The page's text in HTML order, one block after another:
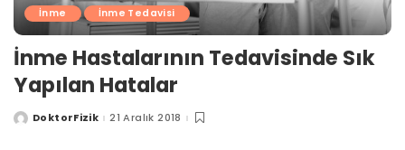
İnme İnme Tedavisi
İnme Hastalarının Tedavisinde Sık
Yapılan Hatalar
PostedDoktorFizik 21 Aralık 2018